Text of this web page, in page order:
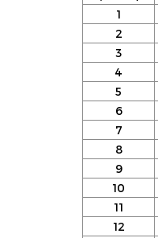
1
2
3
4
5
6
7
8
9
10
11
12